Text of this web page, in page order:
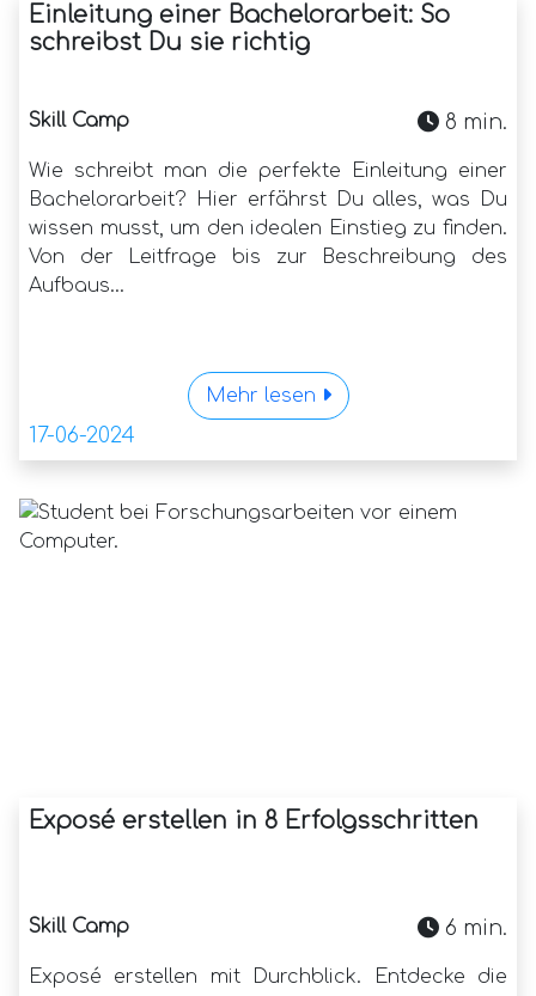
Einleitung einer Bachelorarbeit: So
schreibst Du sie richtig
Skill Camp 8 min.
Wie schreibt man die perfekte Einleitung einer
Bachelorarbeit? Hier erfährst Du alles, was Du
wissen musst, um den idealen Einstieg zu finden.
Von der Leitfrage bis zur Beschreibung des
Aufbaus...
Mehr lesen
17-06-2024
Exposé erstellen in 8 Erfolgsschritten
Skill Camp 6 min.
Exposé erstellen mit Durchblick. Entdecke die